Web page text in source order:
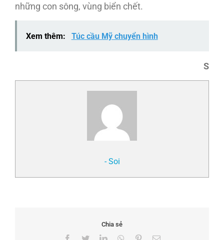
những con sông, vùng biển chết.
Xem thêm: Túc cầu Mỹ chuyển hình
S
- Soi
Chia sẻ
Facebook
TwitterLinkedInWhatsApp
PinterestEmail